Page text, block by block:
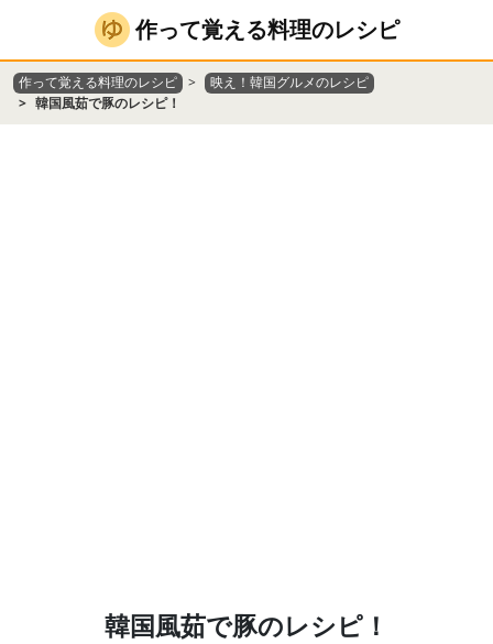
作って覚える料理のレシピ
作って覚える料理のレシピ
映え！韓国グルメのレシピ
韓国風茹で豚のレシピ！
韓国風茹で豚のレシピ！